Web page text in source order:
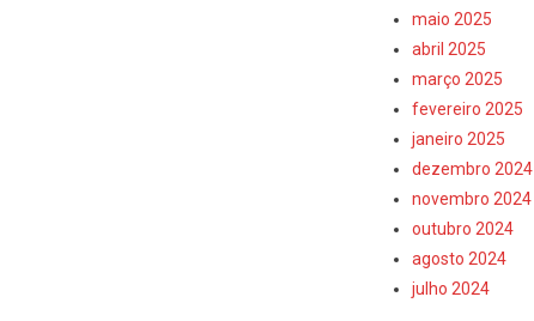
maio 2025
abril 2025
março 2025
fevereiro 2025
janeiro 2025
dezembro 2024
novembro 2024
outubro 2024
agosto 2024
julho 2024